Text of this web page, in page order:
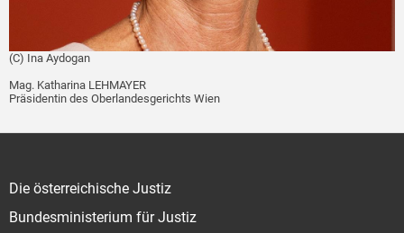
(C) Ina Aydogan
Mag. Katharina LEHMAYER
Präsidentin des Oberlandesgerichts Wien
Die österreichische Justiz
Bundesministerium für Justiz